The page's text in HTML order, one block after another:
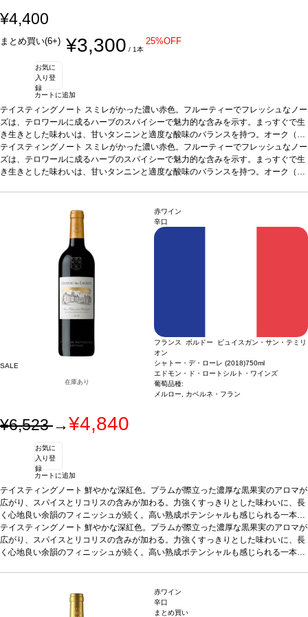
¥4,400
まとめ買い(6+) ¥3,300 / 1本
25%OFF
お気に
入り登
録
カートに追加
テイスティングノート スミレがかった濃い赤色。フルーティーでフレッシュなノー
ズは、テロワールに成るハーブのスパイシーで魅力的な含みを示す。まっすぐで生
き生きとした味わいは、甘いタンニンと適度な酸味のバランスを持つ。オーク（バ
ニラ）の香りが続き、複雑さを増し、際立ったマルベックの特徴を表す。若く、フ
レッシュでフルーティーなワイン。合う料理グリルした肉、フランス産のチー
ズ。中華料理−牛肉の黒胡椒炒め、日本料理：肉の鉄板焼き、韓国料理：砂糖や蜂
されます、ご了承ください。
テイスティングノート スミレがかった濃い赤色。フルーティーでフレッシュなノー
ズは、テロワールに成るハーブのスパイシーで魅力的な含みを示す。まっすぐで生
き生きとした味わいは、甘いタンニンと適度な酸味のバランスを持つ。オーク（バ
ズ。中華料理−牛肉の黒胡椒炒め、日本料理：肉の鉄板焼き、韓国料理：砂糖や蜂
蜜が少なめのプルコギなどと好相性
葡萄品種
在庫切れの場合、在庫があり価格が同様の場合は自動的に次のヴィンテージに変更
されます、ご了承ください。
SALE
在庫あり
赤ワイン
辛口
フランス ボルドー ピュイスガン・サン・テミリ
オン
シャトー・デ・ローレ (2018)750ml
エドモン・ド・ロートシルト・ワインズ
葡萄品種:
メルロー, カベルネ・フラン
¥6,523→¥4,840
お気に
入り登
録
カートに追加
テイスティングノート 鮮やかな深紅色。プラムが際立った濃厚な黒果実のアロマが
広がり、スパイスとリコリスの含みが加わる。力強くすっきりとした味わいに、長
く心地良い余韻のフィニッシュが続く。高い熟成ポテンシャルも感じられる一本。
合う料理アペタイザー、グリルした白/赤身肉、チーズなどと好相性葡萄品種メル
ロー 80%、カベルネ・フラン 20%*本ヴィンテージが在庫切れの場合、在庫があり
価格が同様の場合は自動的に次のヴィンテージに変更されます、ご了承ください。
テイスティングノート 鮮やかな深紅色。プラムが際立った濃厚な黒果実のアロマが
広がり、スパイスとリコリスの含みが加わる。力強くすっきりとした味わいに、長
く心地良い余韻のフィニッシュが続く。高い熟成ポテンシャルも感じられる一本。
価格が同様の場合は自動的に次のヴィンテージに変更されます、ご了承ください。
赤ワイン
辛口
まとめ買い